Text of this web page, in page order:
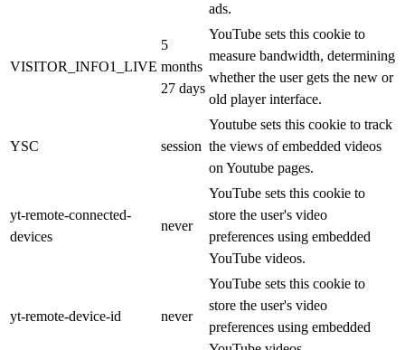
ads.
VISITOR_INFO1_LIVE
5
months
27 days
YouTube sets this cookie to
measure bandwidth, determining
whether the user gets the new or
old player interface.
YSC session
Youtube sets this cookie to track
the views of embedded videos
on Youtube pages.
yt-remote-connected-
devices
never
YouTube sets this cookie to
store the user's video
preferences using embedded
YouTube videos.
yt-remote-device-id never
YouTube sets this cookie to
store the user's video
preferences using embedded